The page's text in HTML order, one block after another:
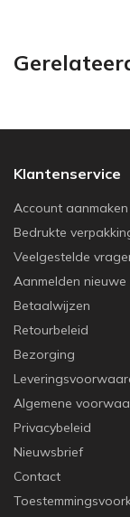
Klantenservice
Account aanmaken
Bedrukte
Veelgestelde
Aanmelden
Betaalwijzen
Retourbeleid
Bezorging
Algemene
Privacybeleid
Nieuwsbrief
Contact